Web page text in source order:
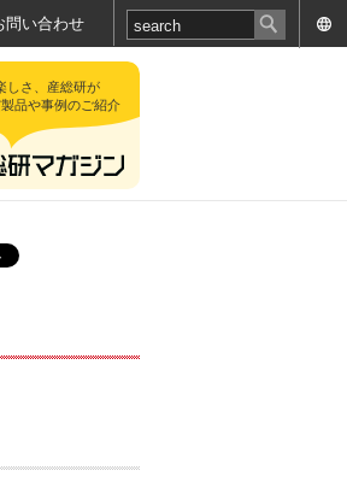
問い合わせ
しさ、産総研が
品や事例のご紹介